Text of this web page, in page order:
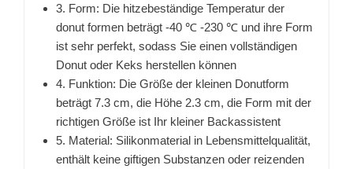
3. Form: Die hitzebeständige Temperatur der
donut formen beträgt -40 ℃ -230 ℃ und ihre Form
ist sehr perfekt, sodass Sie einen vollständigen
Donut oder Keks herstellen können
4. Funktion: Die Größe der kleinen Donutform
beträgt 7.3 cm, die Höhe 2.3 cm, die Form mit der
richtigen Größe ist Ihr kleiner Backassistent
5. Material: Silikonmaterial in Lebensmittelqualität,
enthält keine giftigen Substanzen oder reizenden